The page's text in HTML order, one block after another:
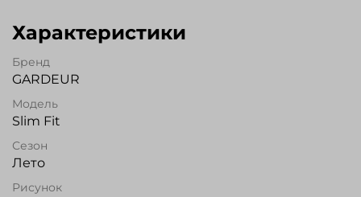
Характеристики
Бренд
GARDEUR
Модель
Slim Fit
Сезон
Лето
Рисунок